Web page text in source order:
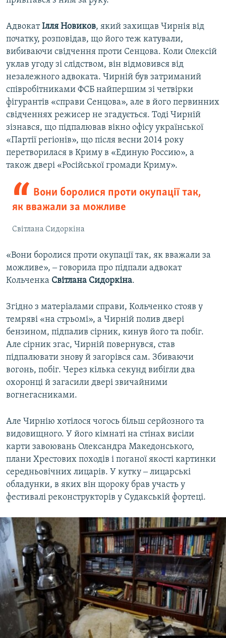
АдвокатІлля Новиков, який захищав Чирнія від
початку, розповідав, що його теж катували,
вибиваючи свідчення проти Сенцова. Коли Олексій
уклав угоду зі слідством, він відмовився від
незалежного адвоката. Чирній був затриманий
співробітниками ФСБ найпершим зі четвірки
фігурантів «справи Сенцова», але в його первинних
свідченнях режисер не згадується. Тоді Чирній
зізнався, що підпалював вікно офісу української
«Партії регіонів», що після весни 2014 року
перетворилася в Криму в «Единую Россию», а
також двері «Російської громади Криму».
Вони боролися проти окупації так,
як вважали за можливе
Світлана Сидоркіна
«Вони боролися проти окупації так, як вважали за
можливе», ‒ говорила про підпали адвокат
Кольченка Світлана Сидоркіна.
Згідно з матеріалами справи, Кольченко стояв у
темряві «на стрьомі», а Чирній полив двері
бензином, підпалив сірник, кинув його та побіг.
Але сірник згас, Чирній повернувся, став
підпалювати знову й загорівся сам. Збиваючи
вогонь, побіг. Через кілька секунд вибігли два
охоронці й загасили двері звичайними
вогнегасниками.
Але Чирнію хотілося чогось більш серйозного та
видовищного. У його кімнаті на стінах висіли
карти завоювань Олександра Македонського,
плани Хрестових походів і поганої якості картинки
середньовічних лицарів. У кутку ‒ лицарські
обладунки, в яких він щороку брав участь у
фестивалі реконструкторів у Судакській фортеці.